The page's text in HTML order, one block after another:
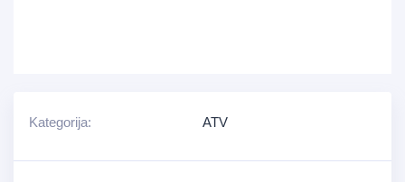
Kategorija: ATV